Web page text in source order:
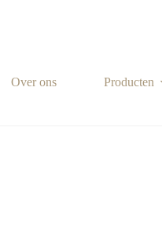
Over ons Producten